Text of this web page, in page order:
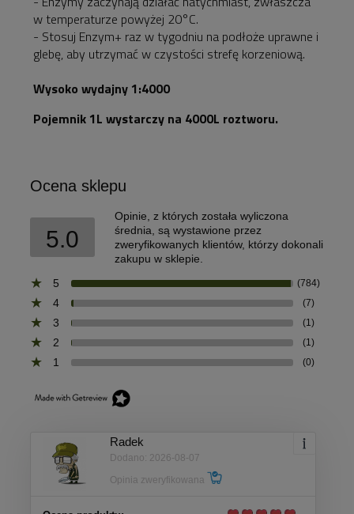
w temperaturze powyżej 20°C.
- Stosuj Enzym+ raz w tygodniu na podłoże uprawne i
glebę, aby utrzymać w czystości strefę korzeniową.
Wysoko wydajny 1:4000
Pojemnik 1L wystarczy na 4000L roztworu.
Ocena sklepu
5.0
Opinie, z których została wyliczona
średnia, są wystawione przez
zweryfikowanych klientów, którzy dokonali
zakupu w sklepie.
5
(784)
4 (7)
3 (1)
2 (1)
1 (0)
Radek
Dodano: 2026-08-07
Opinia zweryfikowana